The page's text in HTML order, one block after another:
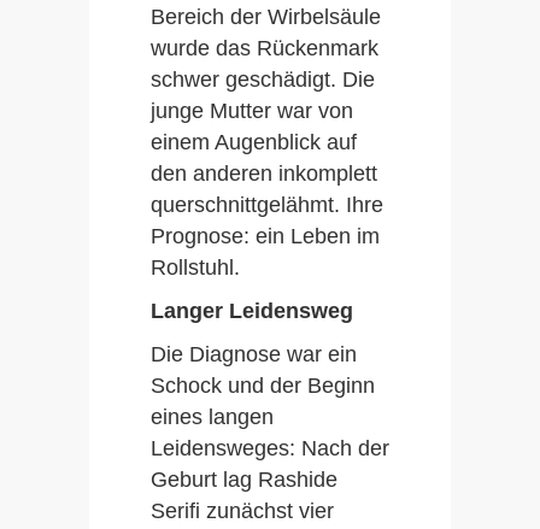
Bereich der Wirbelsäule
wurde das Rückenmark
schwer geschädigt. Die
junge Mutter war von
einem Augenblick auf
den anderen inkomplett
querschnittgelähmt. Ihre
Prognose: ein Leben im
Rollstuhl.
Langer Leidensweg
Die Diagnose war ein
Schock und der Beginn
eines langen
Leidensweges: Nach der
Geburt lag Rashide
Serifi zunächst vier